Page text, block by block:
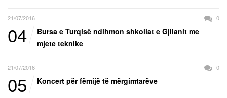
21/07/2016 0
04
Bursa e Turqisë ndihmon shkollat e Gjilanit me
mjete teknike
21/07/2016 0
05 Koncert për fëmijë të mërgimtarëve